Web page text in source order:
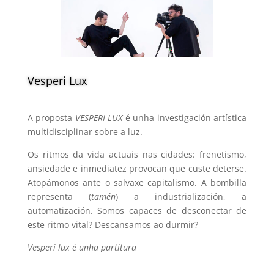
Vesperi Lux
A proposta VESPERI LUXé unha investigación artística
multidisciplinar sobre a luz.
Os ritmos da vida actuais nas cidades: frenetismo,
ansiedade e inmediatez provocan que custe deterse.
Atopámonos ante o salvaxe capitalismo. A bombilla
representa (tamén) a industrialización, a
automatización. Somos capaces de desconectar de
este ritmo vital? Descansamos ao durmir?
Vesperi lux é unha partitura